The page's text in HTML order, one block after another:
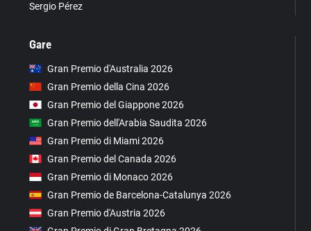
Sergio Pérez
Gare
Gran Premio d'Australia 2026
Gran Premio della Cina 2026
Gran Premio del Giappone 2026
Gran Premio dell'Arabia Saudita 2026
Gran Premio di Miami 2026
Gran Premio del Canada 2026
Gran Premio di Monaco 2026
Gran Premio de Barcelona-Catalunya 2026
Gran Premio d'Austria 2026